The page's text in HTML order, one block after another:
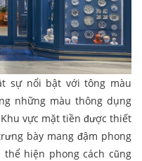
sự nổi bật với tông màu
những màu thông dụng
vực mặt tiền được thiết
bày mang đậm phong
thể hiện phong cách cũng